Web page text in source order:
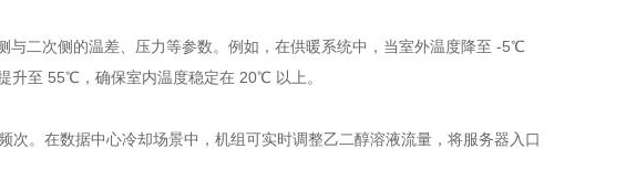
二次侧的温差、压力等参数。例如，在供暖系统中，当室外温度降至 -5℃
升至 55℃，确保室内温度稳定在 20℃ 以上。
。在数据中心冷却场景中，机组可实时调整乙二醇溶液流量，将服务器入口